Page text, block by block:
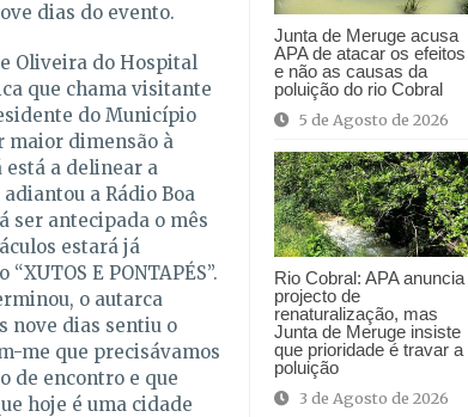
Junta de Meruge acusa
APA de atacar os efeitos
e não as causas da
poluição do rio Cobral
5 de Agosto de 2026
Rio Cobral: APA anuncia
projecto de
renaturalização, mas
Junta de Meruge insiste
que prioridade é travar a
poluição
3 de Agosto de 2026
dias do evento.
Oliveira do Hospital
que chama visitante
do Município
maior dimensão à
está a delinear a
a Rádio Boa
ser antecipada o mês
estará já
E PONTAPÉS”.
o autarca
nove dias sentiu o
me que precisávamos
de encontro e que
hoje é uma cidade